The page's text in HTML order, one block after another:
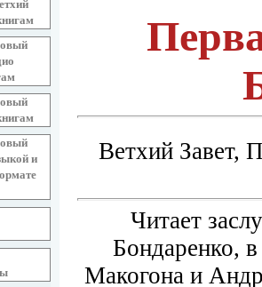
и
Ветхий Завет,
Читает
Бондаренко,
Макогона и